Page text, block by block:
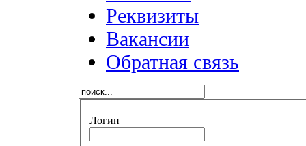
Реквизиты
Вакансии
Обратная связь
Логин